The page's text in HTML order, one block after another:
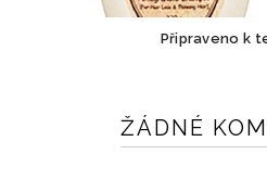
Připraveno k
ŽÁDNÉ